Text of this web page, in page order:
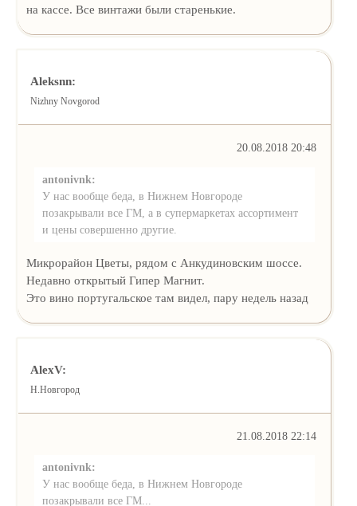
на кассе. Все винтажи были старенькие.
Aleksnn:
Nizhny Novgorod
20.08.2018 20:48
antonivnk:
У нас вообще беда, в Нижнем Новгороде
позакрывали все ГМ, а в супермаркетах ассортимент
и цены совершенно другие.
Микрорайон Цветы, рядом с Анкудиновским шоссе.
Недавно открытый Гипер Магнит.
Это вино португальское там видел, пару недель назад
AlexV:
Н.Новгород
21.08.2018 22:14
antonivnk:
У нас вообще беда, в Нижнем Новгороде
позакрывали все ГМ...